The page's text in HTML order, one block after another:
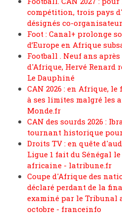
compétition, trois pays
désignés co-
Foot : Canal+ prolonge
d’Europe en Afrique
Football . Neuf ans
d'Afrique, Hervé Renard
Le Dauphiné
CAN 2026 : en Afrique,
à ses limites malgré les
Monde.fr
CAN des sourds 2026 :
tournant historique
Droits TV : en quête
Ligue 1 fait du Sénégal
africaine - latribune.fr
Coupe d'Afrique des
déclaré perdant de la
examiné par le Tribunal
octobre - franceinfo